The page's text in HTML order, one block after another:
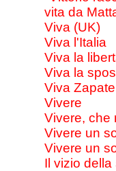
vita da
Viva (UK)
Viva l'Italia
Viva la
Viva la
Viva
Vivere
Vivere, che
Vivere un
Vivere un
Il vizio